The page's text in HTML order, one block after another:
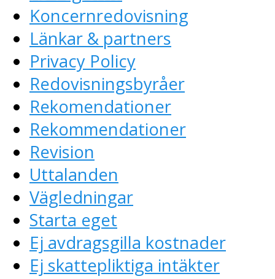
Koncernredovisning
Länkar & partners
Privacy Policy
Redovisningsbyråer
Rekomendationer
Rekommendationer
Revision
Uttalanden
Vägledningar
Starta eget
Ej avdragsgilla kostnader
Ej skattepliktiga intäkter